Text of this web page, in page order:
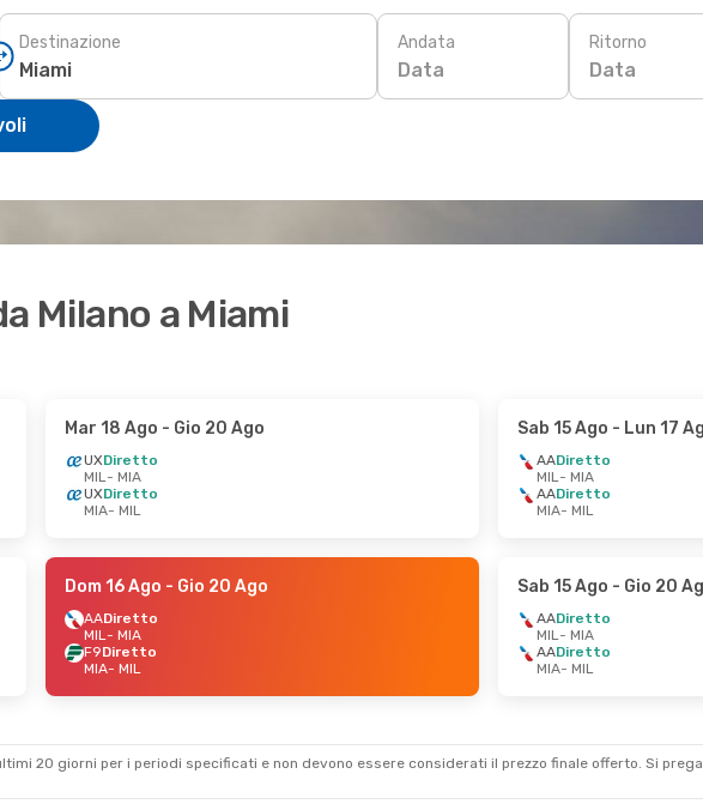
Destinazione Andata
Data
Ritorno
Data
Milano a Miami
Mar 18 Ago - Gio 20 Ago
UXDiretto
MIL- MIA
UXDiretto
MIA- MIL
Sab 15 Ago - Lun 17
AADiretto
MIL- MIA
AADiretto
MIA- MIL
Dom 16 Ago - Gio 20 Ago
AADiretto
MIL- MIA
F9Diretto
MIA- MIL
Sab 15 Ago - Gio 20
AADiretto
MIL- MIA
AADiretto
MIA- MIL
20 giorni per i periodi specificati e non devono essere considerati il ​​prezzo finale offerto. Si